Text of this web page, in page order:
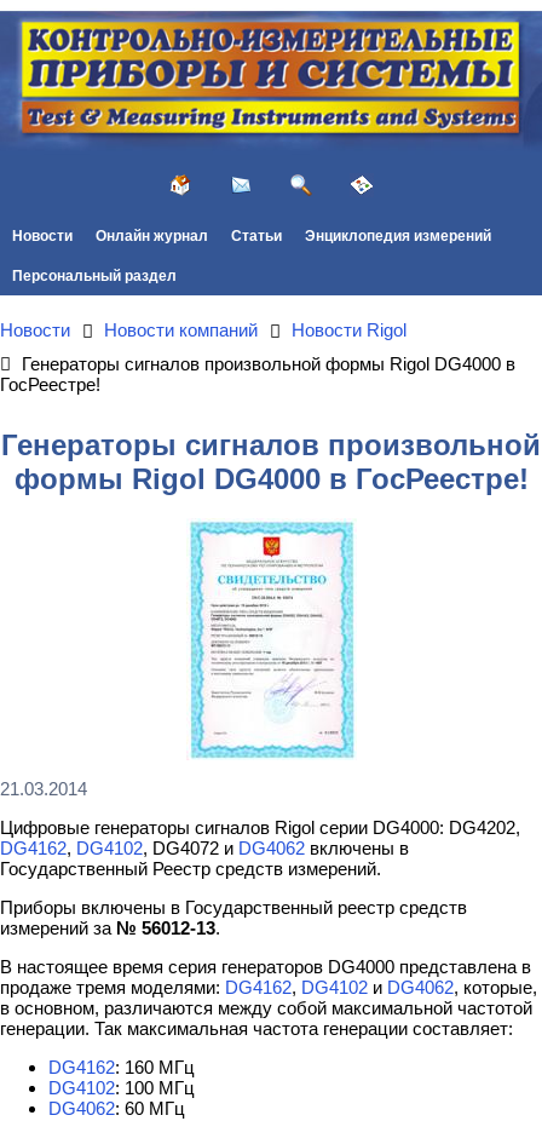
Новости Онлайн журнал Статьи Энциклопедия измерений
Персональный раздел
Новости Новости компаний
Новости Rigol
Генераторы сигналов произвольной формы Rigol DG4000 в
ГосРеестре!
Генераторы сигналов произвольной
формы Rigol DG4000 в ГосРеестре!
21.03.2014
Цифровые генераторы сигналов Rigol серии DG4000: DG4202,
DG4162, DG4102, DG4072 и DG4062 включены в
Государственный Реестр средств измерений.
Приборы включены в Государственный реестр средств
измерений за № 56012-13.
В настоящее время серия генераторов DG4000 представлена в
продаже тремя моделями: DG4162, DG4102 и DG4062, которые,
в основном, различаются между собой максимальной частотой
генерации. Так максимальная частота генерации составляет:
DG4162: 160 МГц
DG4102: 100 МГц
DG4062: 60 МГц